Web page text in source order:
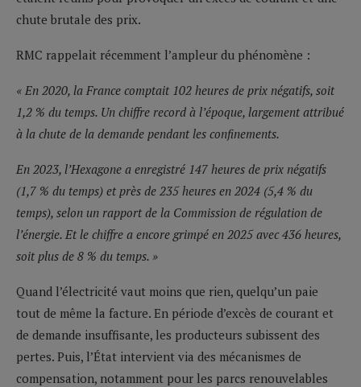
chute brutale des prix.
RMC rappelait récemment l’ampleur du phénomène :
« En 2020, la France comptait 102 heures de prix négatifs, soit
1,2 % du temps. Un chiffre record à l’époque, largement attribué
à la chute de la demande pendant les confinements.
En 2023, l’Hexagone a enregistré 147 heures de prix négatifs
(1,7 % du temps) et près de 235 heures en 2024 (5,4 % du
temps), selon un rapport de la Commission de régulation de
l’énergie. Et le chiffre a encore grimpé en 2025 avec 436 heures,
soit plus de 8 % du temps. »
Quand l’électricité vaut moins que rien, quelqu’un paie
tout de même la facture. En période d’excès de courant et
de demande insuffisante, les producteurs subissent des
pertes. Puis, l’État intervient via des mécanismes de
compensation, notamment pour les parcs renouvelables